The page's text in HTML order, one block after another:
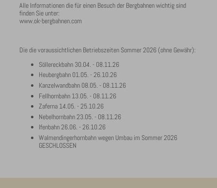
Alle Informationen die für einen Besuch der Bergbahnen wichtig sind
finden Sie unter:
www.ok-bergbahnen.com
Die die voraussichtlichen Betriebszeiten Sommer 2026 (ohne Gewähr):
Söllereckbahn 30.04. - 08.11.26
Heubergbahn 01.05. - 26.10.26
Kanzelwandbahn 08.05. - 08.11.26
Fellhornbahn 13.05. - 08.11.26
Zaferna 14.05. - 25.10.26
Nebelhornbahn 23.05. - 08.11.26
Ifenbahn 26.06. - 26.10.26
Walmendingerhornbahn wegen Umbau im Sommer 2026
GESCHLOSSEN